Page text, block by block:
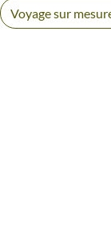
Voyage sur